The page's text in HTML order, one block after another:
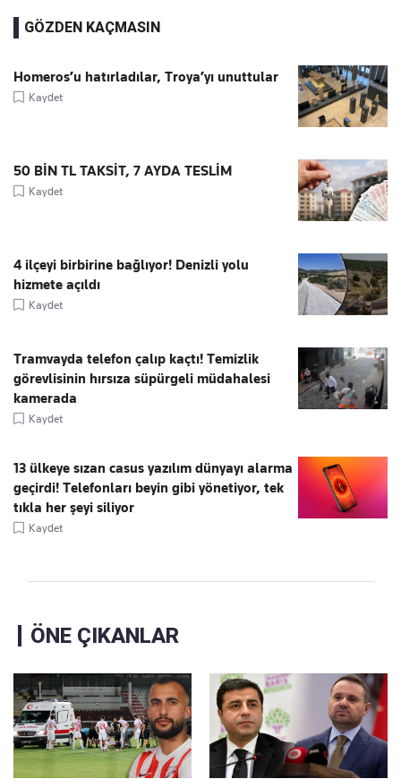
GÖZDEN KAÇMASIN
Homeros’u hatırladılar, Troya’yı unuttular
Kaydet
50 BİN TL TAKSİT, 7 AYDA TESLİM
Kaydet
4 ilçeyi birbirine bağlıyor! Denizli yolu
hizmete açıldı
Kaydet
Tramvayda telefon çalıp kaçtı! Temizlik
görevlisinin hırsıza süpürgeli müdahalesi
kamerada
Kaydet
13 ülkeye sızan casus yazılım dünyayı alarma
geçirdi! Telefonları beyin gibi yönetiyor, tek
tıkla her şeyi siliyor
Kaydet
ÖNE ÇIKANLAR